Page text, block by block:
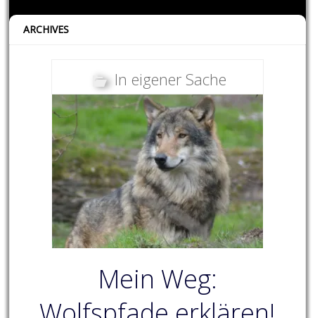
ARCHIVES
In eigener Sache
Mein Weg: